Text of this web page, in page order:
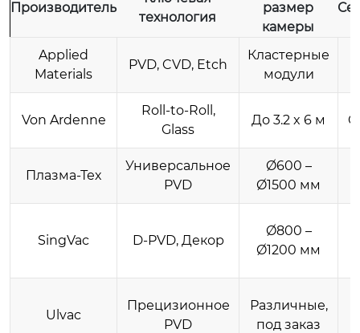
Производитель
технология
размер
камеры
Applied
Materials
PVD, CVD, Etch
Кластерные
модули
Von Ardenne
Roll-to-Roll,
Glass
До 3.2 x 6 м
Плазма-Тех
Универсальное
PVD
Ø600 –
Ø1500 мм
SingVac D-PVD, Декор
Ø800 –
Ø1200 мм
Ulvac
Прецизионное
PVD
Различные,
под заказ